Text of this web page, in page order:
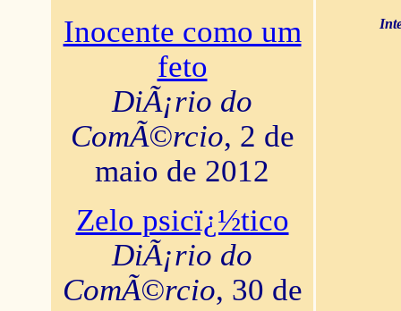
Inocente como um
feto
DiÃ¡rio do
ComÃ©rcio, 2 de
maio de 2012
Zelo psicï¿½tico
DiÃ¡rio do
ComÃ©rcio, 30 de